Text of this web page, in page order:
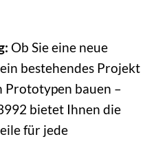
Ob Sie eine neue
bestehendes Projekt
bauen –
bietet Ihnen die
für jede